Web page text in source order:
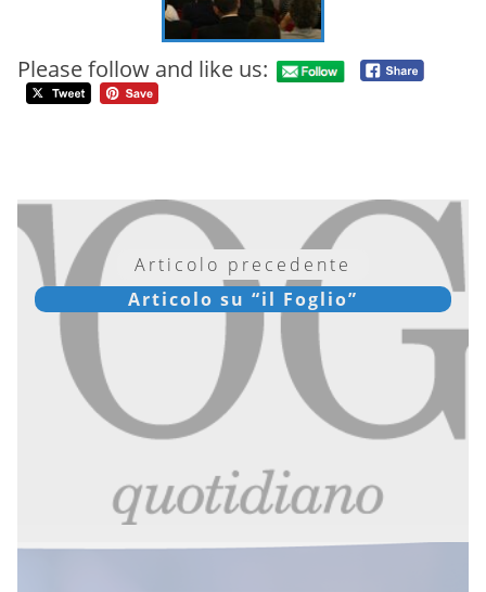
Please follow and like us:
Articolo precedente
Articolo su “il Foglio”